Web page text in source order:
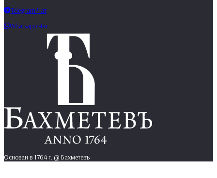
Telegram Чат
Whatsapp Чат
Основан в 1764 г. @ Бахметевъ